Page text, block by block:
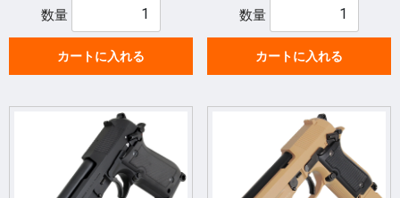
数量
カートに入れる
数量
カートに入れる